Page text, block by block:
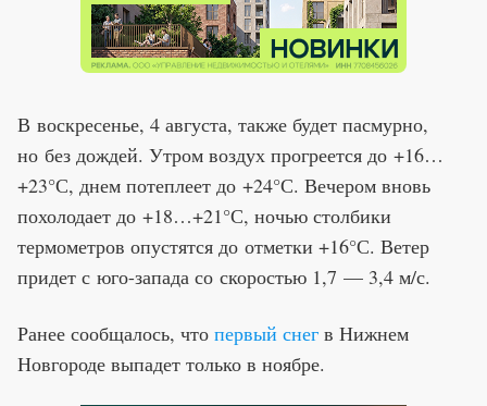
В воскресенье, 4 августа, также будет пасмурно,
но без дождей. Утром воздух прогреется до +16…
+23°С, днем потеплеет до +24°С. Вечером вновь
похолодает до +18…+21°С, ночью столбики
термометров опустятся до отметки +16°С. Ветер
придет с юго-запада со скоростью 1,7 — 3,4 м/с.
Ранее сообщалось, что первый снег в Нижнем
Новгороде выпадет только в ноябре.